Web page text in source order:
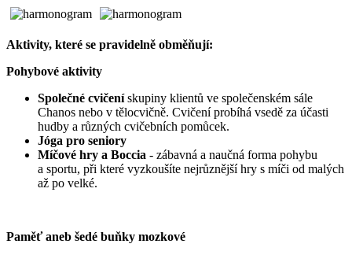
Aktivity, které se pravidelně obměňují:
Pohybové aktivity
Společné cvičenískupiny klientů ve společenském sále
Chanos nebo v tělocvičně. Cvičení probíhá vsedě za účasti
hudby a různých cvičebních pomůcek.
Jóga pro seniory
Míčové hry a Boccia - zábavná a naučná forma pohybu
a sportu, při které vyzkoušíte nejrůznější hry s míči od malých
až po velké.
Paměť aneb šedé buňky mozkové